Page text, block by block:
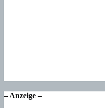
– Anzeige –